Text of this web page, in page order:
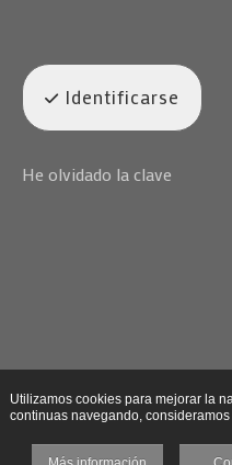
Identificarse
He olvidado la clave
Utilizamos cookies para mejorar la
continuas navegando,